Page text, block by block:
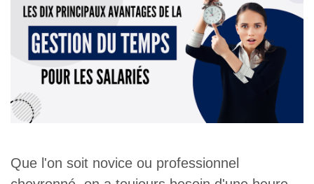
Que l'on soit novice ou professionnel